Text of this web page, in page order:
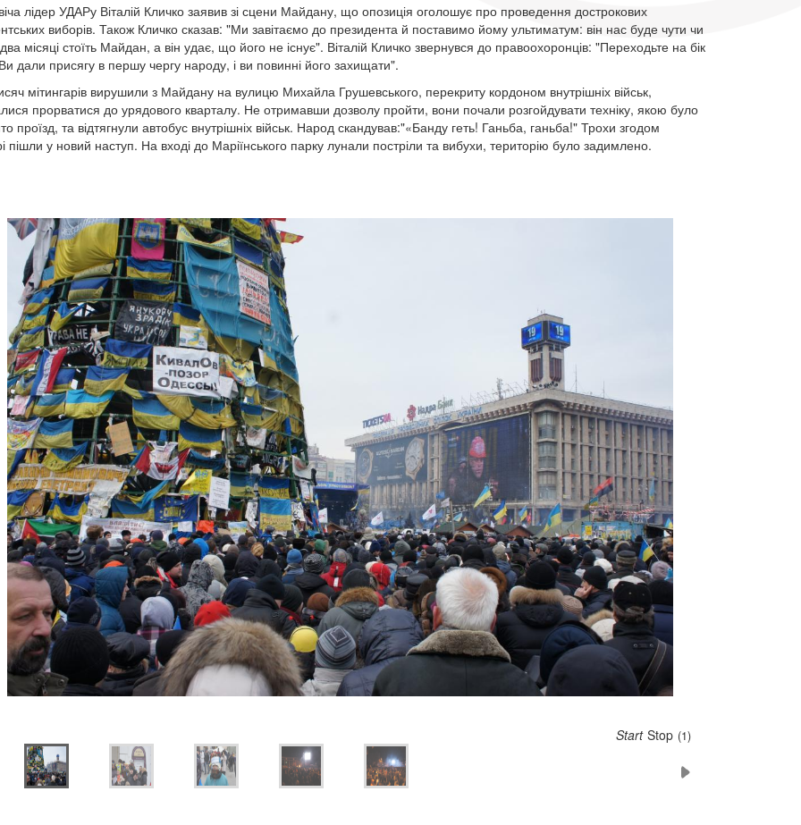
лідер УДАРу Віталій Кличко заявив зі сцени Майдану, що опозиція оголошує про проведення дострокових
виборів. Також Кличко сказав: "Ми завітаємо до президента й поставимо йому ультиматум: він нас буде чути чи
місяці стоїть Майдан, а він удає, що його не існує". Віталій Кличко звернувся до правоохоронців: "Переходьте на бік
дали присягу в першу чергу народу, і ви повинні його захищати".
мітингарів вирушили з Майдану на вулицю Михайла Грушевського, перекриту кордоном внутрішніх військ,
прорватися до урядового кварталу. Не отримавши дозволу пройти, вони почали розгойдувати техніку, якою було
проїзд, та відтягнули автобус внутрішніх військ. Народ скандував:"«Банду геть! Ганьба, ганьба!" Трохи згодом
пішли у новий наступ. На вході до Маріїнського парку лунали постріли та вибухи, територію було задимлено.
Start Stop (5)